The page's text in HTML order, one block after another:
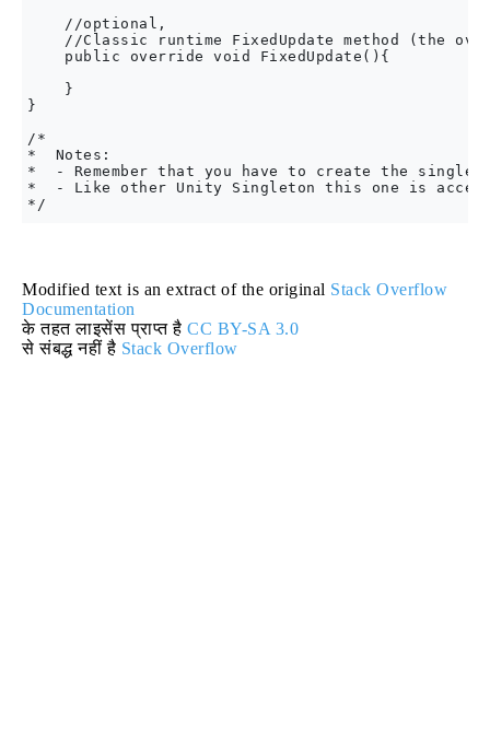
    //optional,
//Classic runtime FixedUpdate method (the
    public override void FixedUpdate(){
    }
}
/*
*  Notes:
*  - Remember that you have to create the
*  - Like other Unity Singleton this one is
Modified text is an extract of the original Stack Overflow
Documentation
के तहत लाइसेंस प्राप्त है CC BY-SA 3.0
से संबद्ध नहीं है Stack Overflow